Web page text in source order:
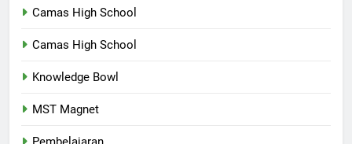
Camas High School
Camas High School
Knowledge Bowl
MST Magnet